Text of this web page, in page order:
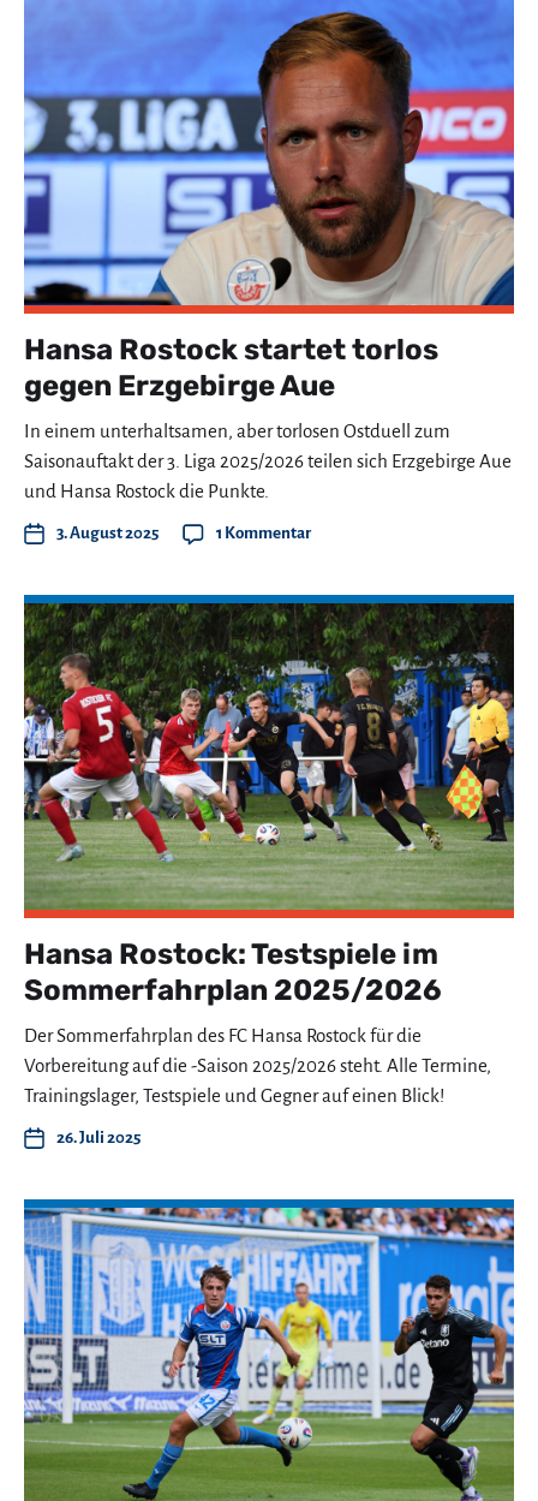
Hansa Rostock startet torlos
gegen Erzgebirge Aue
In einem unterhaltsamen, aber torlosen Ostduell zum
Saisonauftakt der 3. Liga 2025/2026 teilen sich Erzgebirge Aue
und Hansa Rostock die Punkte.
3. August 2025 1 Kommentar
Hansa Rostock: Testspiele im
Sommerfahrplan 2025/2026
Der Sommerfahrplan des FC Hansa Rostock für die
Vorbereitung auf die -Saison 2025/2026 steht. Alle Termine,
Trainingslager, Testspiele und Gegner auf einen Blick!
26. Juli 2025